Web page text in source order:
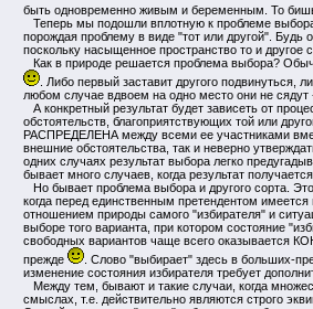
быть одновременно живым и беременным. То
Теперь мы подошли вплотную к проблеме
порождая проблему в виде "тот или другой".
поскольку насыщенное пространство то и другое
Как в природе решается проблема выбора?
. Либо первый заставит другого подвинуться,
любом случае вдвоем на одно место они не сядут
А конкретный результат будет зависеть от
обстоятельств, благоприятствующих той или
РАСПРЕДЕЛЕНА между всеми ее участниками
внешние обстоятельства, так и неверно
одних случаях результат выбора легко
бывает много случаев, когда результат
Но бывает проблема выбора и другого сорта.
когда перед единственным претендентом
отношением природы самого "избирателя" и
выборе того варианта, при котором состояние
свободных вариантов чаще всего оказывается
прежде
. Слово "выбирает" здесь в больших-
изменение состояния избирателя требует
Между тем, бывают и такие случаи, когда
смыслах, т.е. действительно являются строго